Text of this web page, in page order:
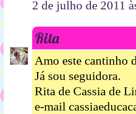
2 de julho de 2011
Rita
Amo este
Já sou seguidora.
Rita de Cassia de
e-mail